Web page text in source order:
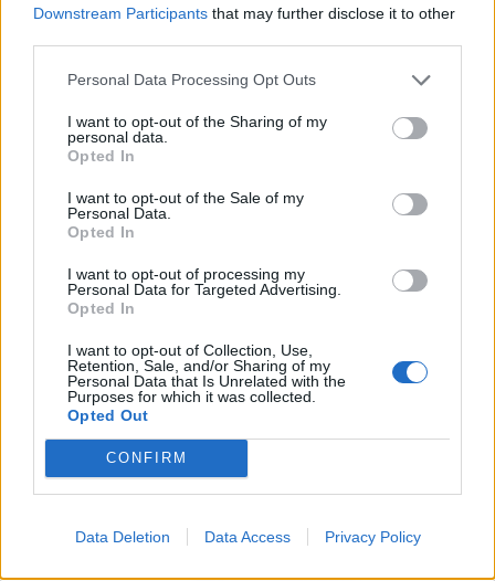
Downstream Participants that may further disclose it to other
Personal Data Processing Opt Outs
I want to opt-out of the Sharing of my
personal data.
Opted In
I want to opt-out of the Sale of my
Personal Data.
Opted In
I want to opt-out of processing my
Personal Data for Targeted Advertising.
Opted In
I want to opt-out of Collection, Use,
Retention, Sale, and/or Sharing of my
Personal Data that Is Unrelated with the
Purposes for which it was collected.
Opted Out
CONFIRM
Data Deletion Data Access Privacy Policy